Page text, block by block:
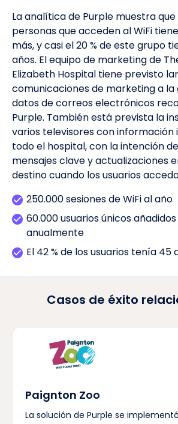
La analítica de Purple muestra que
personas que acceden al WiFi
más, y casi el 20 % de este grupo
años. El equipo de marketing de
Elizabeth Hospital tiene previsto
comunicaciones de marketing a la
datos de correos electrónicos
Purple. También está prevista la
varios televisores con
todo el hospital, con la intención
mensajes clave y actualizaciones
destino cuando los usuarios
250.000 sesiones de WiFi al año
60.000 usuarios únicos añadidos
anualmente
El 42 % de los usuarios tenía 45
Casos de éxito
Paignton Zoo
La solución de Purple se